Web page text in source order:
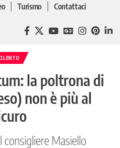
Turismo Contattaci
la poltrona di
non è più al
consigliere Masiello